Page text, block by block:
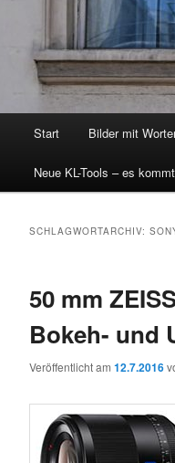
Start Bilder mit
Neue KL-Tools – es
SCHLAGWORTARCHIV:
50 mm
Bokeh- und
Veröffentlicht am 12.7.2016